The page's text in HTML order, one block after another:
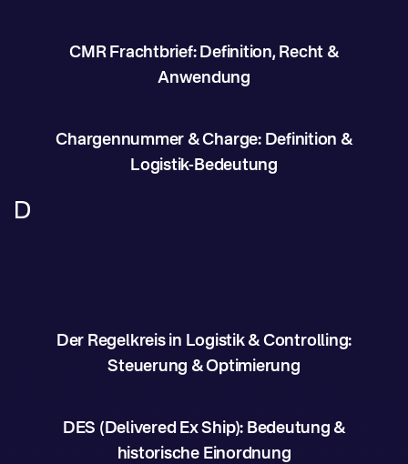
CMR Frachtbrief: Definition, Recht &
Anwendung
Chargennummer & Charge: Definition &
Logistik-Bedeutung
D
Der Regelkreis in Logistik & Controlling:
Steuerung & Optimierung
DES (Delivered Ex Ship): Bedeutung &
historische Einordnung